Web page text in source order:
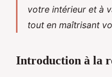
votre intérieur et à
tout en maîtrisant
Introduction à la